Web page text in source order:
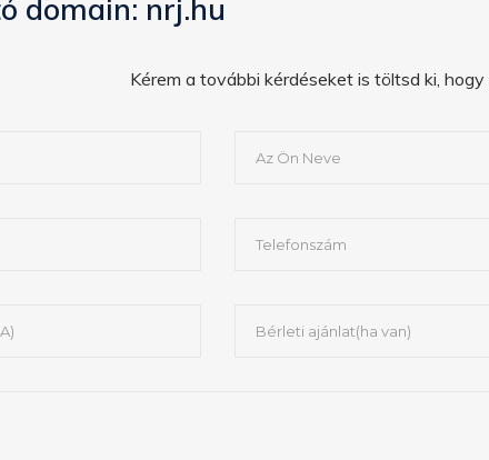
domain: nrj.hu
Kérem a további kérdéseket is töltsd ki,